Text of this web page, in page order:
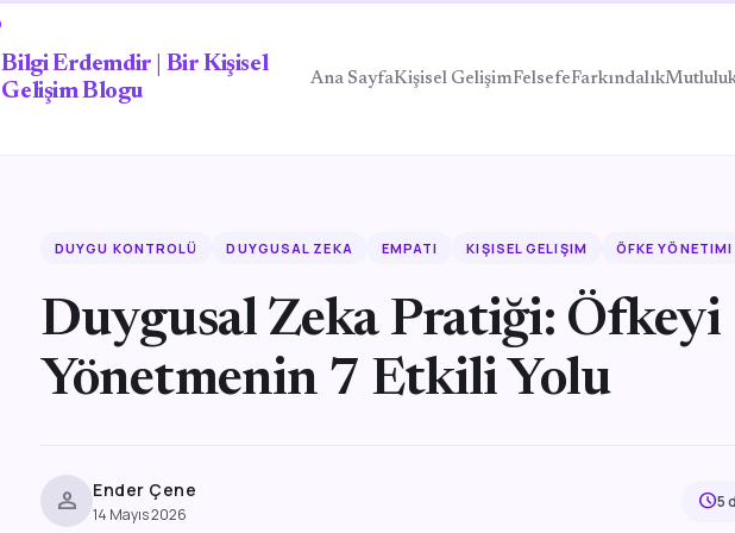
Bilgi Erdemdir | Bir Kişisel
Gelişim Blogu
Ana SayfaKişisel GelişimFelsefeFarkındalık
DUYGU KONTROLÜ DUYGUSAL ZEKA EMPATI KIŞISEL GELIŞIM ÖFKE YÖNETIMI
Duygusal Zeka Pratiği: Öfkeyi
Yönetmenin 7 Etkili Yolu
person Ender Çene
14 Mayıs 2026
schedule5